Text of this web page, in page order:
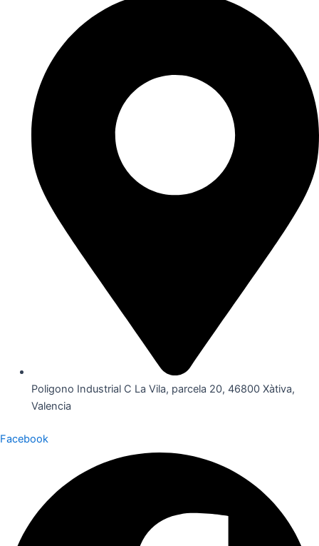
Poligono Industrial C La Vila, parcela 20, 46800 Xàtiva,
Valencia
Facebook